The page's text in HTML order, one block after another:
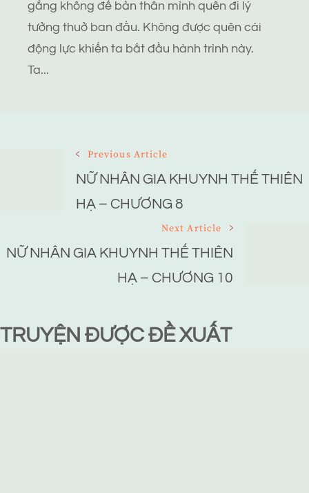
gắng không để bản thân mình quên đi lý
tưởng thuở ban đầu. Không được quên cái
động lực khiến ta bắt đầu hành trình này.
Ta...
Navigation
Previous Article
NỮ NHÂN GIA KHUYNH THẾ THIÊN
HẠ – CHƯƠNG 8
Next Article
NỮ NHÂN GIA KHUYNH THẾ THIÊN
HẠ – CHƯƠNG 10
TRUYỆN ĐƯỢC ĐỀ XUẤT